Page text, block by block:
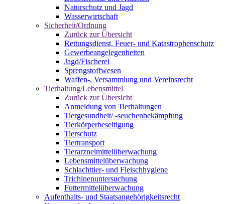
Naturschutz und Jagd
Wasserwirtschaft
Sicherheit/Ordnung
Zurück zur Übersicht
Rettungsdienst, Feuer- und Katastrophenschutz
Gewerbeangelegenheiten
Jagd/Fischerei
Sprengstoffwesen
Waffen-, Versammlung und Vereinsrecht
Tierhaltung/Lebensmittel
Zurück zur Übersicht
Anmeldung von Tierhaltungen
Tiergesundheit/ -seuchenbekämpfung
Tierkörperbeseitigung
Tierschutz
Tiertransport
Tierarzneimittelüberwachung
Lebensmittelüberwachung
Schlachttier- und Fleischhygiene
Trichinenuntersuchung
Futtermittelüberwachung
Aufenthalts- und Staatsangehörigkeitsrecht